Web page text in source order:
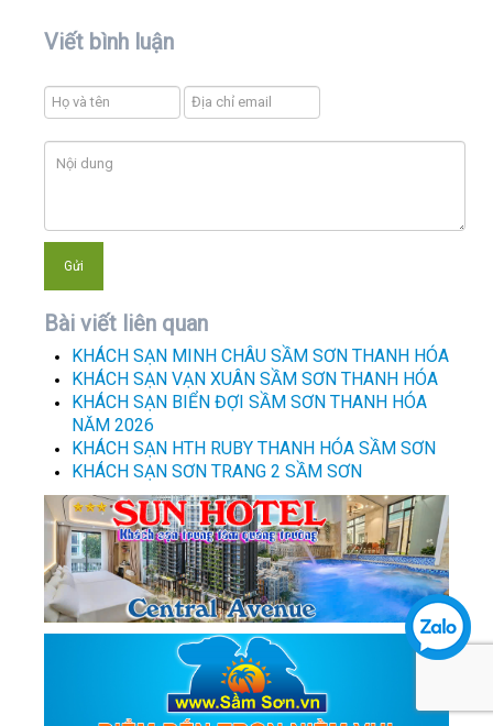
Viết bình luận
Bài viết liên quan
KHÁCH SẠN MINH CHÂU SẦM SƠN THANH HÓA
KHÁCH SẠN VẠN XUÂN SẦM SƠN THANH HÓA
KHÁCH SẠN BIỂN ĐỢI SẦM SƠN THANH HÓA
NĂM 2026
KHÁCH SẠN HTH RUBY THANH HÓA SẦM SƠN
KHÁCH SẠN SƠN TRANG 2 SẦM SƠN